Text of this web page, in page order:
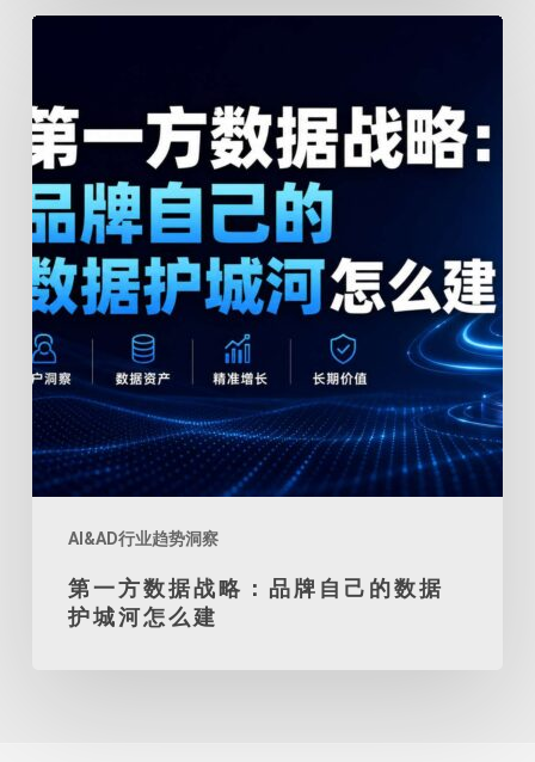
AI&AD行业趋势洞察
方
数
据
战
略：
品
牌
自
己
的
数
据
第一方数据战略：品牌自己的数据
护城河怎么建